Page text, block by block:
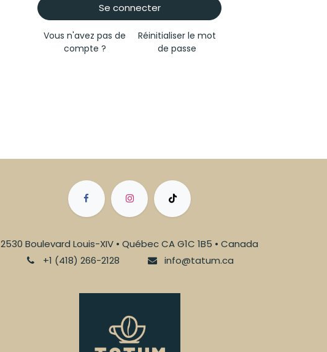
Se connecter
Vous n'avez pas de
compte ?
Réinitialiser le mot
de passe
2530 Boulevard Louis-XIV • Québec CA G1C 1B5 • Canada
+1 (418) 266-2128
info@tatum.ca